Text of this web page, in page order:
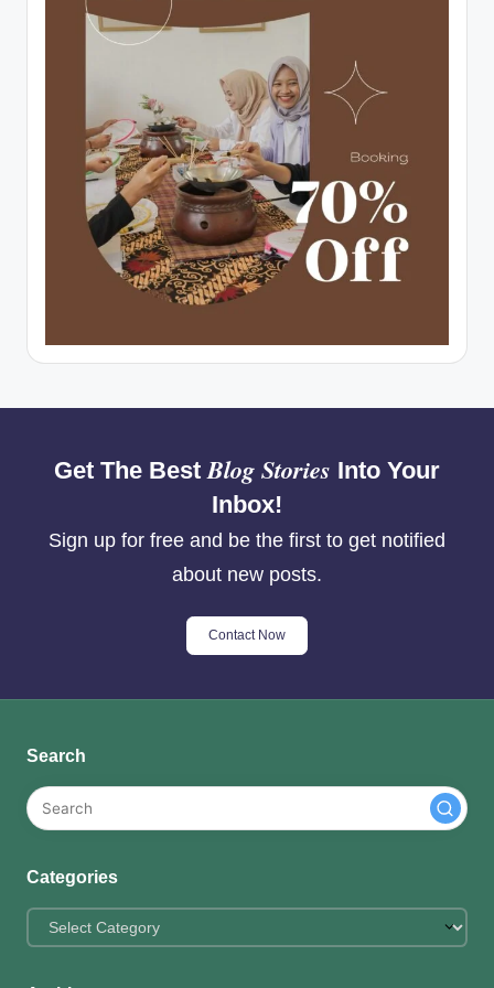
Get The Best Blog Stories Into Your
Inbox!
Sign up for free and be the first to get notified
about new posts.
Contact Now
Search
Categories
Categories